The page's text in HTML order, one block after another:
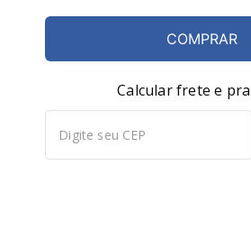
COMPRAR
Calcular frete e